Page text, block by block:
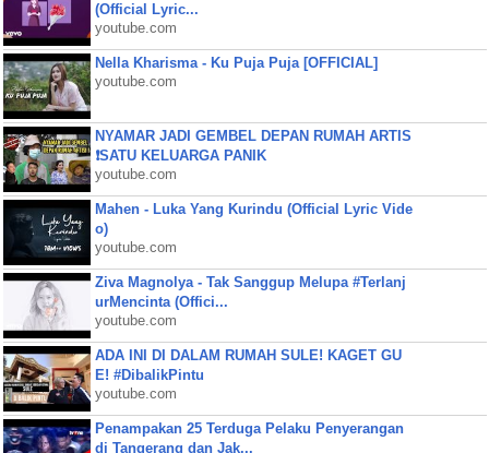
(Official Lyric...
youtube.com
Nella Kharisma - Ku Puja Puja [OFFICIAL]
youtube.com
NYAMAR JADI GEMBEL DEPAN RUMAH ARTIS
❗SATU KELUARGA PANIK
youtube.com
Mahen - Luka Yang Kurindu (Official Lyric Vide
o)
youtube.com
Ziva Magnolya - Tak Sanggup Melupa #Terlanj
urMencinta (Offici...
youtube.com
ADA INI DI DALAM RUMAH SULE! KAGET GU
E! #DibalikPintu
youtube.com
Penampakan 25 Terduga Pelaku Penyerangan
di Tangerang dan Jak...